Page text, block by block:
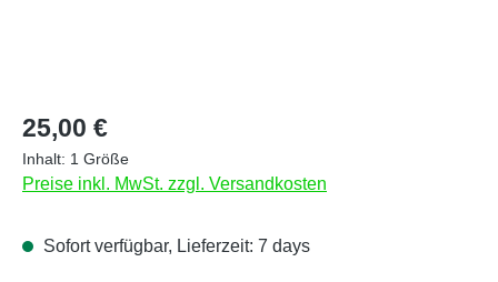
Regulärer Preis:
25,00 €
Inhalt: 1 Größe
Preise inkl. MwSt. zzgl. Versandkosten
Sofort verfügbar, Lieferzeit: 7 days